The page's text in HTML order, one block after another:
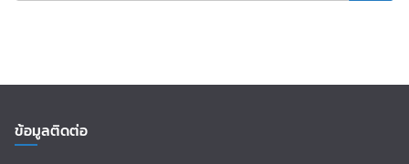
ข้อมูลติดต่อ